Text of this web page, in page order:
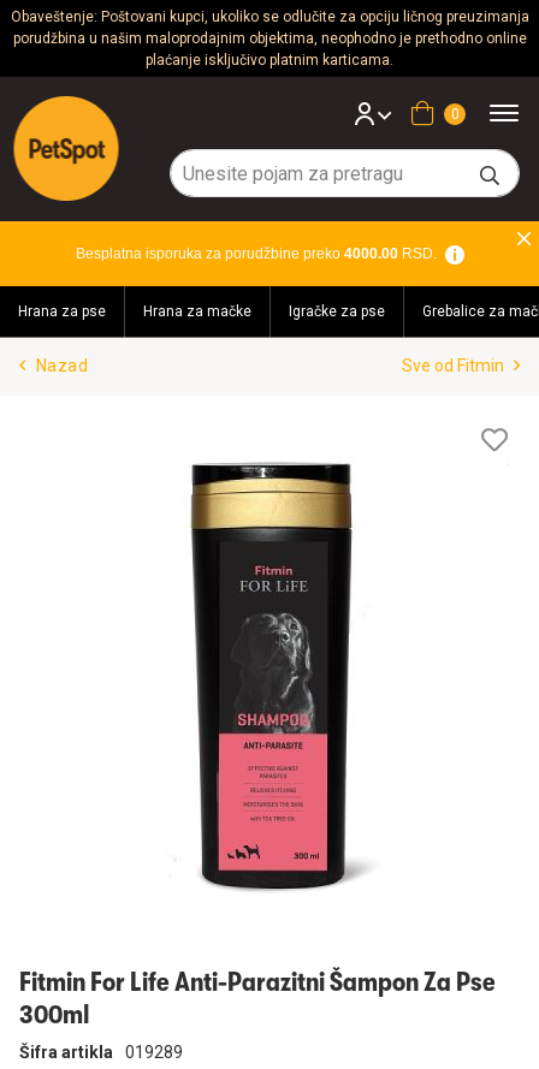
Obaveštenje: Poštovani kupci, ukoliko se odlučite za opciju ličnog preuzimanja
porudžbina u našim maloprodajnim objektima, neophodno je prethodno online
plaćanje isključivo platnim karticama.
Psi
Mačke
Glodari
Akvaristika
Teraristika
Brendovi
Korpa
Besplatna isporuka za porudžbine preko 4000.00RSD.
Hrana za pse Hrana za mačke Igračke za pse Grebalice za
Nazad Sve od Fitmin
Fitmin For Life Anti-Parazitni Šampon Za Pse
300ml
Šifra artikla 019289